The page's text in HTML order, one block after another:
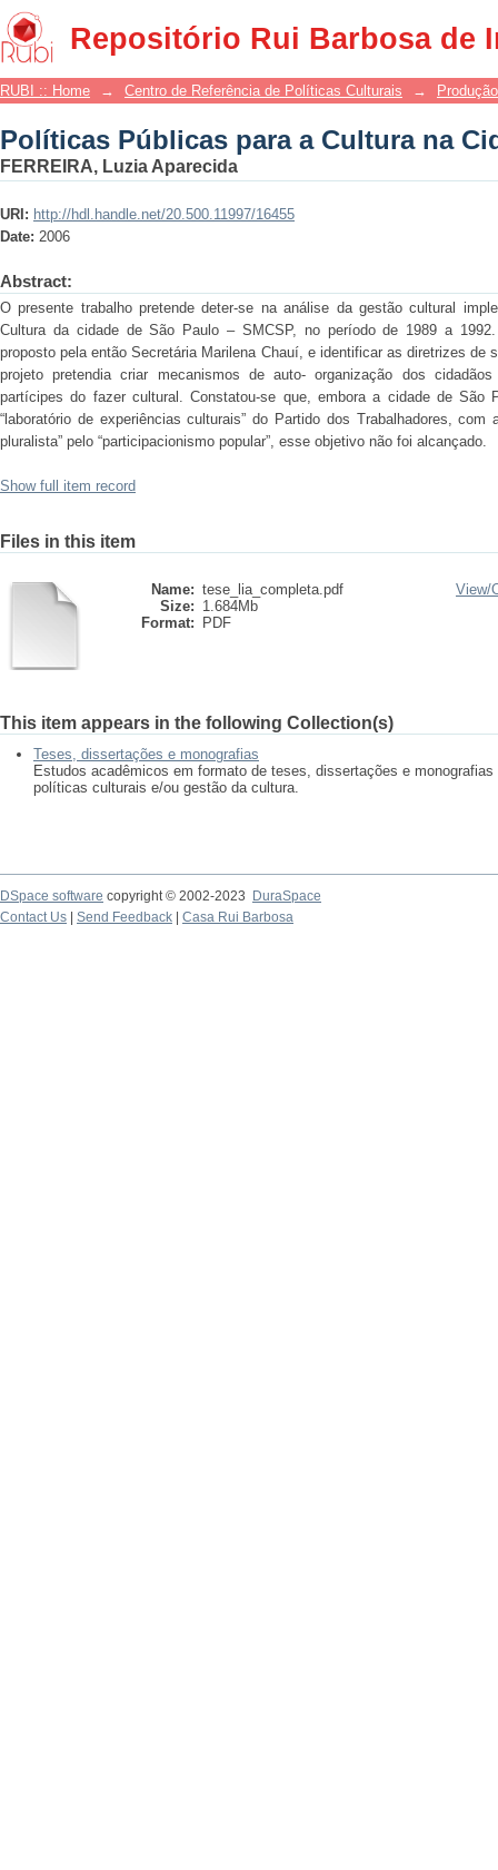
Repositório Rui Barbosa de
Políticas Públicas para a Cultura na
RUBI :: Home → Centro de Referência de Políticas Culturais →
Políticas Públicas para a Cultura na
FERREIRA, Luzia Aparecida
URI: http://hdl.handle.net/20.500.11997/16455
Date: 2006
Abstract:
O presente trabalho pretende deter-se na análise da gestão cultural
Cultura da cidade de São Paulo – SMCSP, no período de 1989 a
proposto pela então Secretária Marilena Chauí, e identificar as diretrizes de
projeto pretendia criar mecanismos de auto- organização dos
partícipes do fazer cultural. Constatou-se que, embora a cidade de São
“laboratório de experiências culturais” do Partido dos Trabalhadores,
pluralista” pelo “participacionismo popular”, esse objetivo não foi alcançado.
Show full item record
Files in this item
Name: tese_lia_completa.pdf
Size: 1.684Mb
Format:
PDF
View/
This item appears in the following Collection(s)
Teses, dissertações e monografias
Estudos acadêmicos em formato de teses, dissertações e
políticas culturais e/ou gestão da cultura.
DSpace software copyright © 2002-2023
DuraSpace
Contact Us
Send Feedback Casa Rui Barbosa